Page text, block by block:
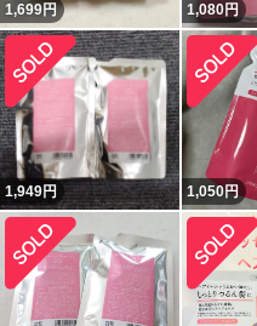
1,699円 1,080円
1,949円 1,050円